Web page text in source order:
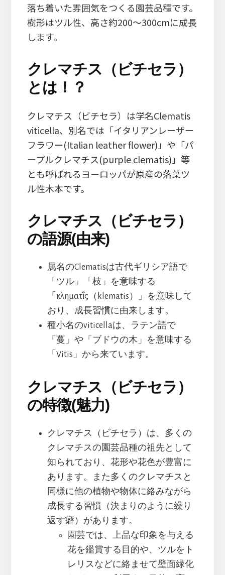
落ち着いた雰囲気をつくる園芸品種です。
樹形はツル性、高さ約200～300cmに成長
します。
クレマチス（ビチセラ）
とは！？
クレマチス（ビチセラ）は学名Clematis
viticella、別名では「イタリアンレーザー
フラワー(Italian leather flower)」や「パ
ープルクレマチス(purple clematis)」等
とも呼ばれるヨーロッパが原産の落葉ツ
ル性木本です。
クレマチス（ビチセラ）
の語源(由来)
属名のClematisは古代ギリシア語で
「ツル」「枝」を意味する
「κληματῐ́ς（klematis）」を意味して
おり、成長習慣に由来します。
種小名のviticellaは、ラテン語で
「蔓」や「ブドウの木」を意味する
「Vitis」から来ています。
クレマチス（ビチセラ）
の特徴(魅力)
クレマチス（ビチセラ）は、多くの
クレマチスの園芸品種の祖先として
知られており、花形や花色が豊富に
あります。また多くのクレマチスと
同様に他の植物や物体に絡みながら
成長する習慣（決まりのように繰り
返す癖）があります。
園芸では、上品な印象を与える
花を鑑賞する目的や、ツルをト
レリスなどに絡ませて壁面緑化